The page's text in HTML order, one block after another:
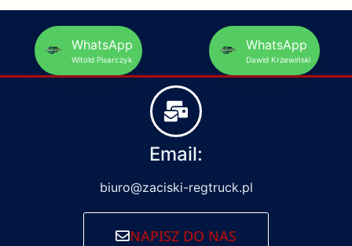
WhatsApp
Witold Pisarczyk
WhatsApp
Dawid Krzewiński
Email:
biuro@zaciski-regtruck.pl
NAPISZ DO NAS